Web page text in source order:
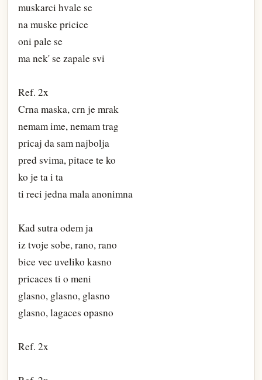
muskarci hvale se
na muske pricice
oni pale se
ma nek' se zapale svi
Ref. 2x
Crna maska, crn je mrak
nemam ime, nemam trag
pricaj da sam najbolja
pred svima, pitace te ko
ko je ta i ta
ti reci jedna mala anonimna
Kad sutra odem ja
iz tvoje sobe, rano, rano
bice vec uveliko kasno
pricaces ti o meni
glasno, glasno, glasno
glasno, lagaces opasno
Ref. 2x